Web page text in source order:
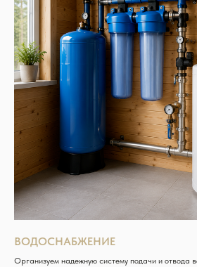
ВОДОСНАБЖЕНИЕ
Организуем надежную систему подачи и отвода